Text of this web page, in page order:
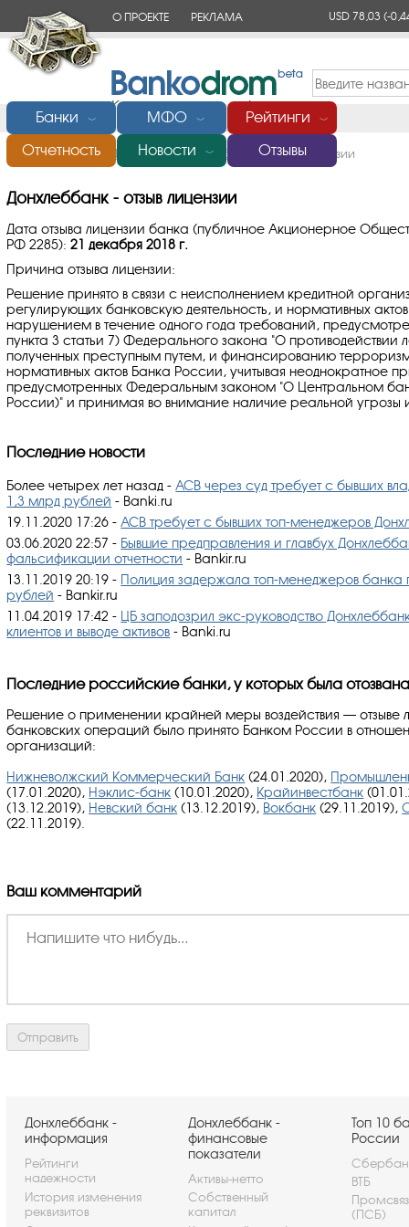
О ПРОЕКТЕ РЕКЛАМА USD 78,03(-
Банки ﹀ МФО ﹀ Рейтинги ﹀
Отчетность Новости ﹀ Отзывы
Главная/Банки России/Донхлеббанк /Отзыв лицензии
Донхлеббанк - отзыв лицензии
Дата отзыва лицензии банка (публичное Акционерное
РФ 2285):21 декабря 2018 г.
Причина отзыва лицензии:
Решение принято в связи с неисполнением кредитной
регулирующих банковскую деятельность, и нормативных
нарушением в течение одного года требований,
пункта 3 статьи 7) Федерального закона "O противодействии
полученных преступным путем, и финансированию
нормативных актов Банка России, учитывая неоднократное
предусмотренных Федеральным законом "O Центральном
России)" и принимая во внимание наличие реальной угрозы
Последние новости
Более четырех лет назад -АСВ через суд требует с бывших
1,3 млрд рублей - Banki.ru
19.11.2020 17:26 -АСВ требует с бывших топ-менеджеров
03.06.2020 22:57 - Бывшие предправления и главбух
фальсификации отчетности - Bankir.ru
13.11.2019 20:19 - Полиция задержала топ-менеджеров
рублей - Bankir.ru
11.04.2019 17:42 - ЦБ заподозрил экс-руководство
клиентов и выводе активов - Banki.ru
Последние российские банки, у которых была
Решение о применении крайней меры воздействия — отзыве
банковских операций было принято Банком России в
организаций:
Нижневолжский Коммерческий Банк (24.01.2020),
(17.01.2020), Нэклис-банк (10.01.2020), Крайинвестбанк
(13.12.2019), Невский банк (13.12.2019), Вокбанк (29.11.2019),
(22.11.2019).
Ваш комментарий
Донхлеббанк -
информация
Рейтинги
надежности
История изменения
реквизитов
Донхлеббанк -
финансовые
показатели
Активы-нетто
Собственный
капитал
Топ 10
России
ВТБ
(ПСБ)